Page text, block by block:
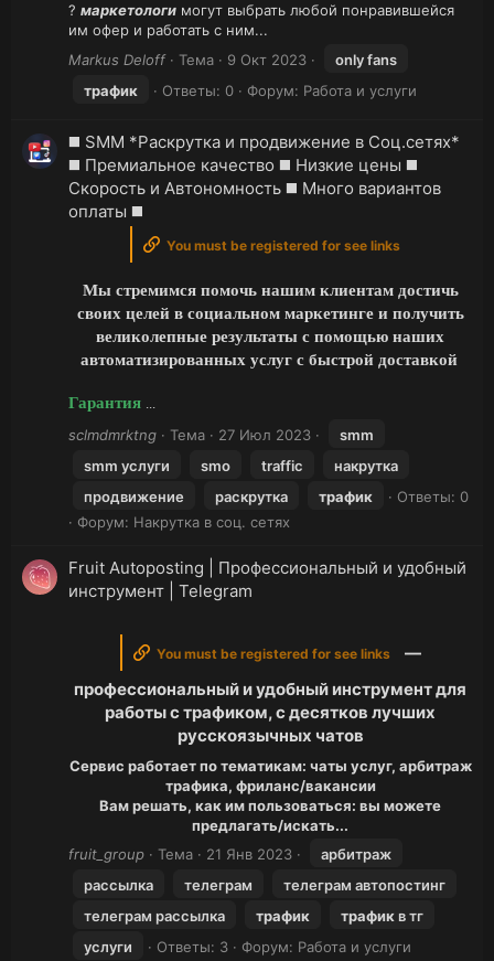
? маркетологи могут выбрать любой понравившейся
им офер и работать с ним...
Markus Deloff
Тема 9 Окт 2023
only fans
трафик
Ответы: 0 Форум: Работа и услуги
◼️ SMM *Раскрутка и продвижение в Соц.сетях*
◼️ Премиальное качество ◼️ Низкие цены ◼️
Скорость и Автономность ◼️ Много вариантов
оплаты ◼️
You must be registered for see links
Мы стремимся помочь нашим клиентам достичь
своих целей в социальном маркетинге и получить
великолепные результаты с помощью наших
автоматизированных услуг с быстрой доставкой
Гарантия ...
sclmdmrktng Тема 27 Июл 2023
smm
smm услуги
smo traffic
накрутка
продвижение
раскрутка трафик
Ответы: 0
Форум: Накрутка в соц. сетях
Fruit Autoposting | Профессиональный и удобный
инструмент | Telegram
You must be registered for see links
—
профессиональный и удобный инструмент для
работы с трафиком, с десятков лучших
русскоязычных чатов
Сервис работает по тематикам: чаты услуг, арбитраж
трафика, фриланс/вакансии
Вам решать, как им пользоваться: вы можете
предлагать/искать...
fruit_group
Тема 21 Янв 2023
арбитраж
рассылка
телеграм
телеграм автопостинг
телеграм рассылка
трафик трафикв тг
услуги
Ответы: 3 Форум: Работа и услуги